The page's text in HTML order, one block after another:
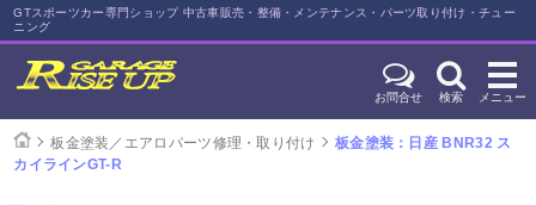
GTスポーツカー専門ショップ 中古車販売・整備・メンテナンス・パーツ取り付け・チュー
ニング
お問合せ 検索 メニュー
板金塗装／エアロパーツ修理・取り付け
板金塗装：日産 BNR32 ス
カイラインGT-R